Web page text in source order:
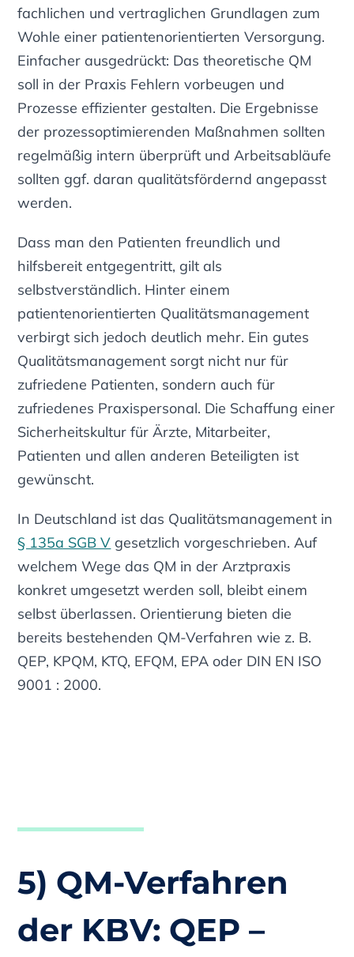
fachlichen und vertraglichen Grundlagen zum
Wohle einer patientenorientierten Versorgung.
Einfacher ausgedrückt: Das theoretische QM
soll in der Praxis Fehlern vorbeugen und
Prozesse effizienter gestalten. Die Ergebnisse
der prozessoptimierenden Maßnahmen sollten
regelmäßig intern überprüft und Arbeitsabläufe
sollten ggf. daran qualitätsfördernd angepasst
werden.
Dass man den Patienten freundlich und
hilfsbereit entgegentritt, gilt als
selbstverständlich. Hinter einem
patientenorientierten Qualitätsmanagement
verbirgt sich jedoch deutlich mehr. Ein gutes
Qualitätsmanagement sorgt nicht nur für
zufriedene Patienten, sondern auch für
zufriedenes Praxispersonal. Die Schaffung einer
Sicherheitskultur für Ärzte, Mitarbeiter,
Patienten und allen anderen Beteiligten ist
gewünscht.
In Deutschland ist das Qualitätsmanagement in
§ 135a SGB V gesetzlich vorgeschrieben. Auf
welchem Wege das QM in der Arztpraxis
konkret umgesetzt werden soll, bleibt einem
selbst überlassen. Orientierung bieten die
bereits bestehenden QM-Verfahren wie z. B.
QEP, KPQM, KTQ, EFQM, EPA oder DIN EN ISO
9001 : 2000.
5) QM-Verfahren
der KBV: QEP –